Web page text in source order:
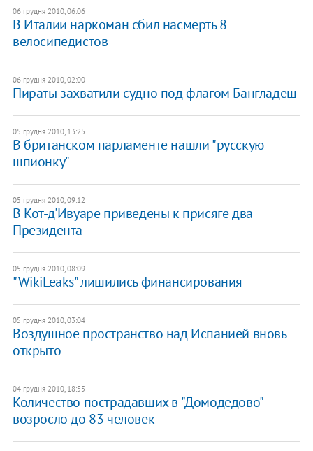
06 грудня 2010, 06:06
В Италии наркоман сбил насмерть 8
велосипедистов
06 грудня 2010, 02:00
Пираты захватили судно под флагом Бангладеш
05 грудня 2010, 13:25
В британском парламенте нашли "русскую
шпионку"
05 грудня 2010, 09:12
В Кот-д'Ивуаре приведены к присяге два
Президента
05 грудня 2010, 08:09
"WikiLeaks" лишились финансирования
05 грудня 2010, 03:04
Воздушное пространство над Испанией вновь
открыто
04 грудня 2010, 18:55
Количество пострадавших в "Домодедово"
возросло до 83 человек